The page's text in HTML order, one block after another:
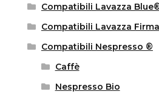
Compatibili Lavazza
Compatibili Lavazza
Compatibili Nespresso ®
Caffè
Nespresso Bio